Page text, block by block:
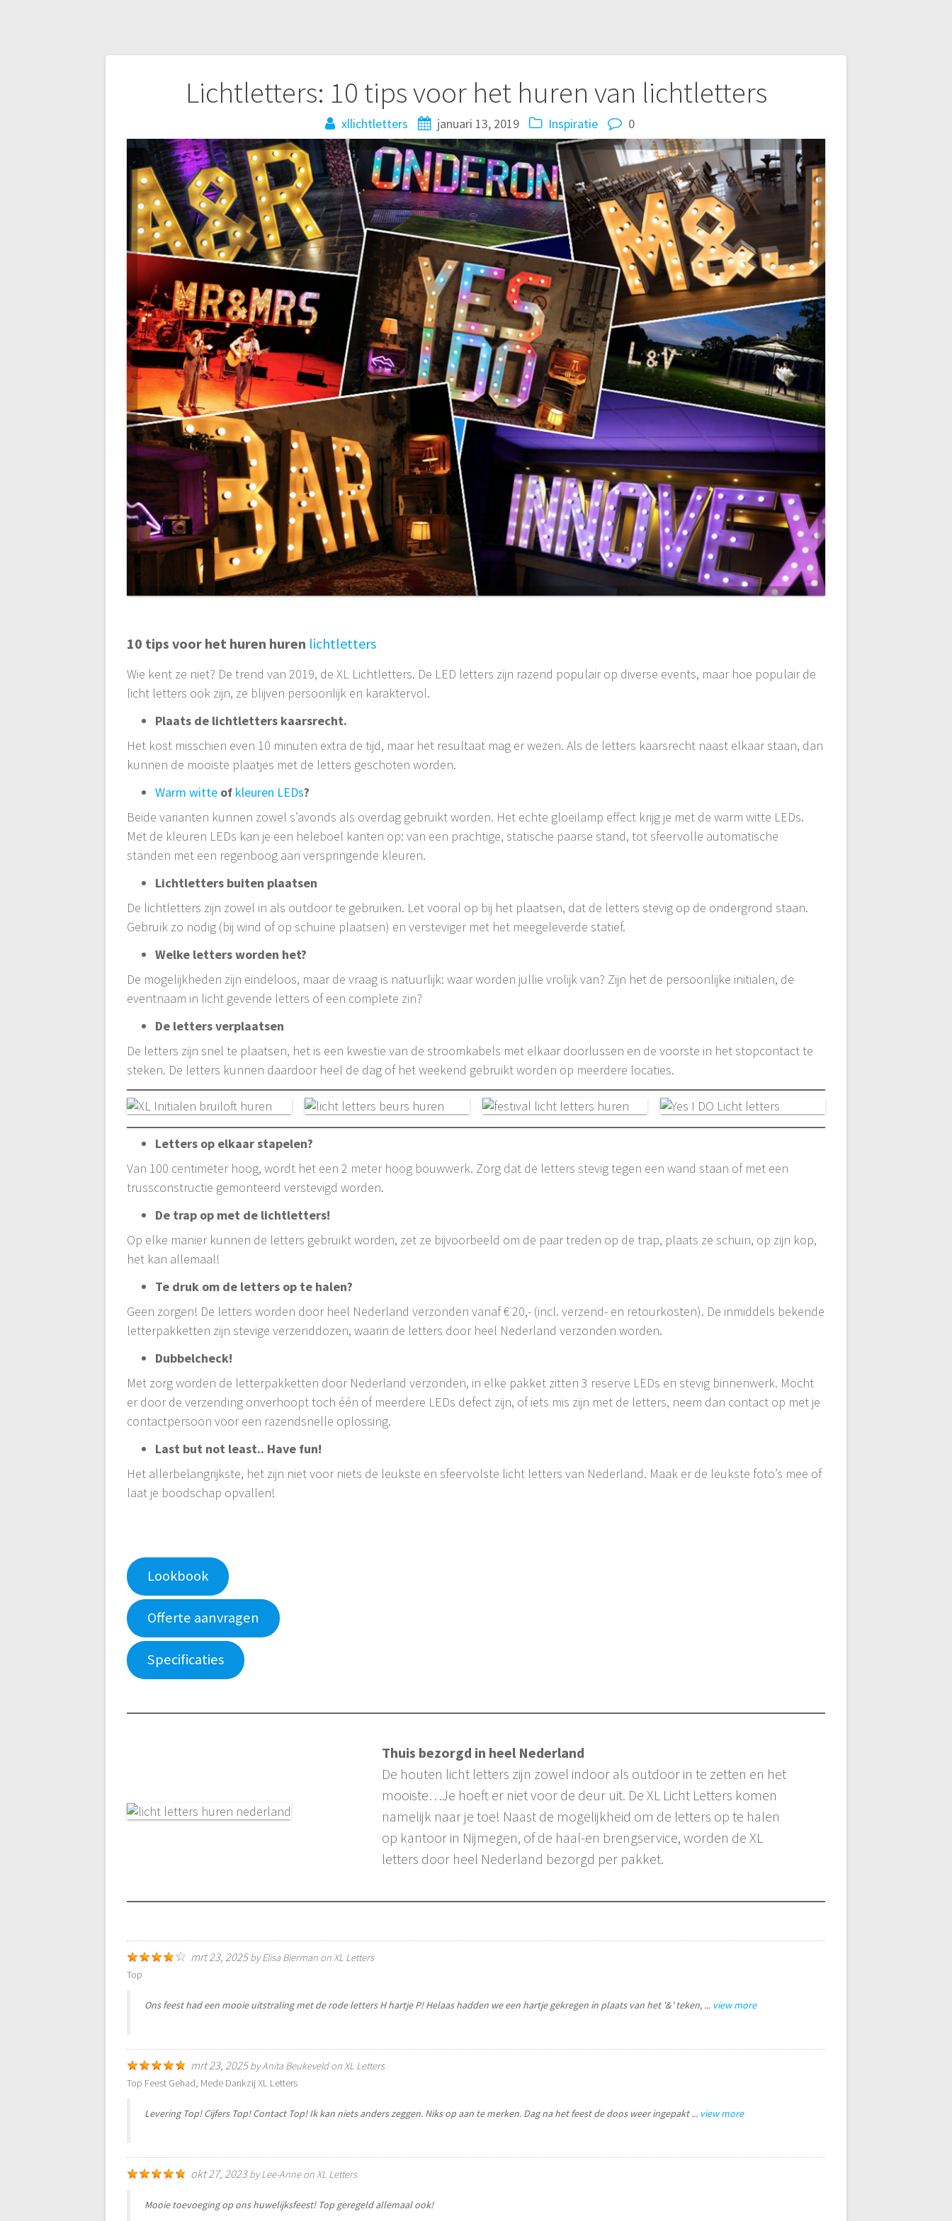
Lichtletters: 10 tips voor het huren van lichtletters
xllichtletters januari 13, 2019 Inspiratie 0
10 tips voor het huren huren lichtletters
Wie kent ze niet? De trend van 2019, de XL Lichtletters. De LED letters zijn razend populair op diverse events, maar hoe populair de
licht letters ook zijn, ze blijven persoonlijk en karaktervol.
Plaats de lichtletters kaarsrecht.
Het kost misschien even 10 minuten extra de tijd, maar het resultaat mag er wezen. Als de letters kaarsrecht naast elkaar staan, dan
kunnen de mooiste plaatjes met de letters geschoten worden.
Warm witte of kleuren LEDs?
Beide varianten kunnen zowel s’avonds als overdag gebruikt worden. Het echte gloeilamp effect krijg je met de warm witte LEDs.
Met de kleuren LEDs kan je een heleboel kanten op: van een prachtige, statische paarse stand, tot sfeervolle automatische
standen met een regenboog aan verspringende kleuren.
Lichtletters buiten plaatsen
De lichtletters zijn zowel in als outdoor te gebruiken. Let vooral op bij het plaatsen, dat de letters stevig op de ondergrond staan.
Gebruik zo nodig (bij wind of op schuine plaatsen) en versteviger met het meegeleverde statief.
Welke letters worden het?
De mogelijkheden zijn eindeloos, maar de vraag is natuurlijk: waar worden jullie vrolijk van? Zijn het de persoonlijke initialen, de
eventnaam in licht gevende letters of een complete zin?
De letters verplaatsen
De letters zijn snel te plaatsen, het is een kwestie van de stroomkabels met elkaar doorlussen en de voorste in het stopcontact te
steken. De letters kunnen daardoor heel de dag of het weekend gebruikt worden op meerdere locaties.
Letters op elkaar stapelen?
Van 100 centimeter hoog, wordt het een 2 meter hoog bouwwerk. Zorg dat de letters stevig tegen een wand staan of met een
trussconstructie gemonteerd verstevigd worden.
De trap op met de lichtletters!
Op elke manier kunnen de letters gebruikt worden, zet ze bijvoorbeeld om de paar treden op de trap, plaats ze schuin, op zijn kop,
het kan allemaal!
Te druk om de letters op te halen?
Geen zorgen! De letters worden door heel Nederland verzonden vanaf € 20,- (incl. verzend- en retourkosten). De inmiddels bekende
letterpakketten zijn stevige verzenddozen, waarin de letters door heel Nederland verzonden worden.
Dubbelcheck!
Met zorg worden de letterpakketten door Nederland verzonden, in elke pakket zitten 3 reserve LEDs en stevig binnenwerk. Mocht
er door de verzending onverhoopt toch één of meerdere LEDs defect zijn, of iets mis zijn met de letters, neem dan contact op met je
contactpersoon voor een razendsnelle oplossing.
Last but not least.. Have fun!
Het allerbelangrijkste, het zijn niet voor niets de leukste en sfeervolste licht letters van Nederland. Maak er de leukste foto’s mee of
laat je boodschap opvallen!
Lookbook
Offerte aanvragen
Specificaties
Thuis bezorgd in heel Nederland
De houten licht letters zijn zowel indoor als outdoor in te zetten en het
mooiste…Je hoeft er niet voor de deur uit. De XL Licht Letters komen
namelijk naar je toe! Naast de mogelijkheid om de letters op te halen
op kantoor in Nijmegen, of de haal-en brengservice, worden de XL
letters door heel Nederland bezorgd per pakket.
mrt 23, 2025byElisa Bierman onXL Letters
Top
Ons feest had een mooie uitstraling met de rode letters H hartje P! Helaas hadden we een hartje gekregen in plaats van het '&' teken, ... view more
mrt 23, 2025byAnita BeukeveldonXL Letters
Top Feest Gehad, Mede Dankzij XL Letters
Levering Top! Cijfers Top! Contact Top! Ik kan niets anders zeggen. Niks op aan te merken. Dag na het feest de doos weer ingepakt ... view more
okt 27, 2023byLee-AnneonXL Letters
Mooie toevoeging op ons huwelijksfeest! Top geregeld allemaal ook!
Bericht